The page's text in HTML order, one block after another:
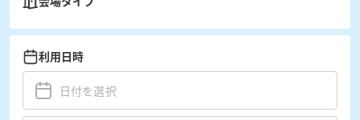
利用日時